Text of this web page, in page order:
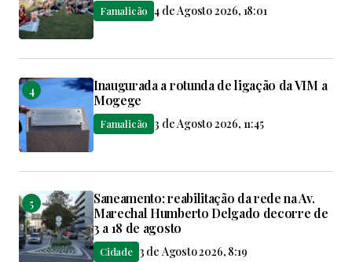
Famalicão 4 de Agosto 2026, 18:01
Inaugurada a rotunda de ligação da VIM a
Mogege
Famalicão 3 de Agosto 2026, 11:45
Saneamento: reabilitação da rede na Av.
Marechal Humberto Delgado decorre de
3 a 18 de agosto
Cidade 3 de Agosto 2026, 8:19